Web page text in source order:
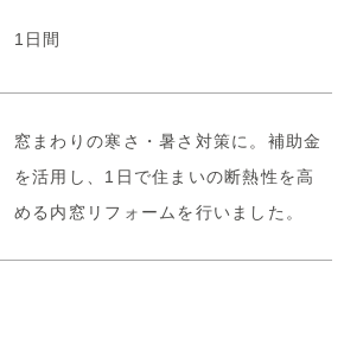
1日間
窓まわりの寒さ・暑さ対策に。補助金
を活用し、1日で住まいの断熱性を高
める内窓リフォームを行いました。